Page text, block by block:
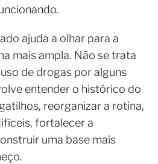
ajuda a olhar para a
mais ampla. Não se trata
de drogas por alguns
entender o histórico do
reorganizar a rotina,
fortalecer a
uma base mais